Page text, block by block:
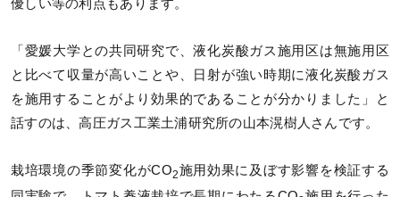
優しい等の利点もあります。
「愛媛大学との共同研究で、液化炭酸ガス施用区は無施用区
と比べて収量が高いことや、日射が強い時期に液化炭酸ガス
を施用することがより効果的であることが分かりました」と
話すのは、高圧ガス工業土浦研究所の山本滉樹人さんです。
栽培環境の季節変化がCO2施用効果に及ぼす影響を検証する